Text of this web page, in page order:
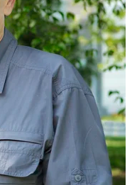
STOLPE STORIES
VIDEOGALLERI
UTMÄRKELSER
ÖVRIGA FORMAT
KONTAKT
PRESSKONTAKT
REVIEW-PROCESSEN